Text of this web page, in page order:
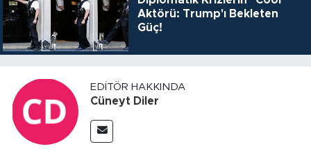
Aktörü: Trump'ı Bekleten
Güç!
EDITÖR HAKKINDA
Cüneyt Diler